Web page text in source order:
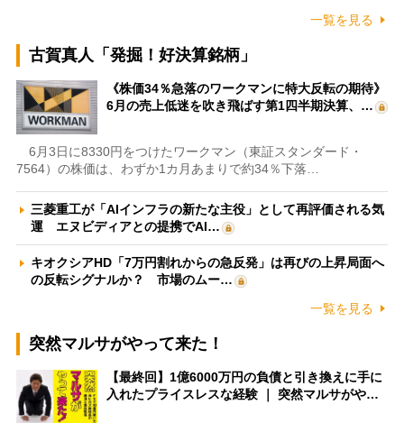
一覧を見る
古賀真人「発掘！好決算銘柄」
《株価34％急落のワークマンに特大反転の期待》
6月の売上低迷を吹き飛ばす第1四半期決算、…
6月3日に8330円をつけたワークマン（東証スタンダード・
7564）の株価は、わずか1カ月あまりで約34％下落…
三菱重工が「AIインフラの新たな主役」として再評価される気
運 エヌビディアとの提携でAI…
キオクシアHD「7万円割れからの急反発」は再びの上昇局面へ
の反転シグナルか？ 市場のムー…
一覧を見る
突然マルサがやって来た！
【最終回】1億6000万円の負債と引き換えに手に
入れたプライスレスな経験 ｜ 突然マルサがや…